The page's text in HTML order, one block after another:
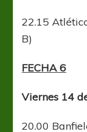
22.15
B)
FECHA 6
Viernes 14
20.00